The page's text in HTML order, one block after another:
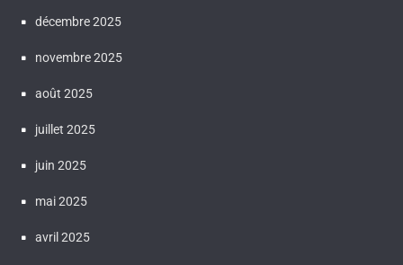
décembre 2025
novembre 2025
août 2025
juillet 2025
juin 2025
mai 2025
avril 2025